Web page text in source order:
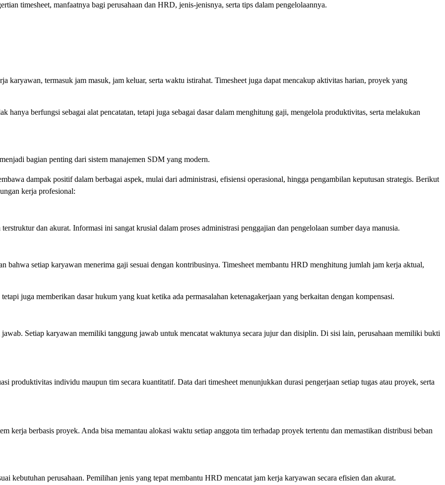
timesheet, manfaatnya bagi perusahaan dan HRD, jenis-jenisnya, serta tips dalam pengelolaannya.
karyawan, termasuk jam masuk, jam keluar, serta waktu istirahat. Timesheet juga dapat mencakup aktivitas harian, proyek yang
hanya berfungsi sebagai alat pencatatan, tetapi juga sebagai dasar dalam menghitung gaji, mengelola produktivitas, serta melakukan
bagian penting dari sistem manajemen SDM yang modern.
dampak positif dalam berbagai aspek, mulai dari administrasi, efisiensi operasional, hingga pengambilan keputusan strategis. Berikut
kerja profesional:
dan akurat. Informasi ini sangat krusial dalam proses administrasi penggajian dan pengelolaan sumber daya manusia.
bahwa setiap karyawan menerima gaji sesuai dengan kontribusinya. Timesheet membantu HRD menghitung jumlah jam kerja aktual,
juga memberikan dasar hukum yang kuat ketika ada permasalahan ketenagakerjaan yang berkaitan dengan kompensasi.
Setiap karyawan memiliki tanggung jawab untuk mencatat waktunya secara jujur dan disiplin. Di sisi lain, perusahaan memiliki bukti
produktivitas individu maupun tim secara kuantitatif. Data dari timesheet menunjukkan durasi pengerjaan setiap tugas atau proyek, serta
kerja berbasis proyek. Anda bisa memantau alokasi waktu setiap anggota tim terhadap proyek tertentu dan memastikan distribusi beban
kebutuhan perusahaan. Pemilihan jenis yang tepat membantu HRD mencatat jam kerja karyawan secara efisien dan akurat.